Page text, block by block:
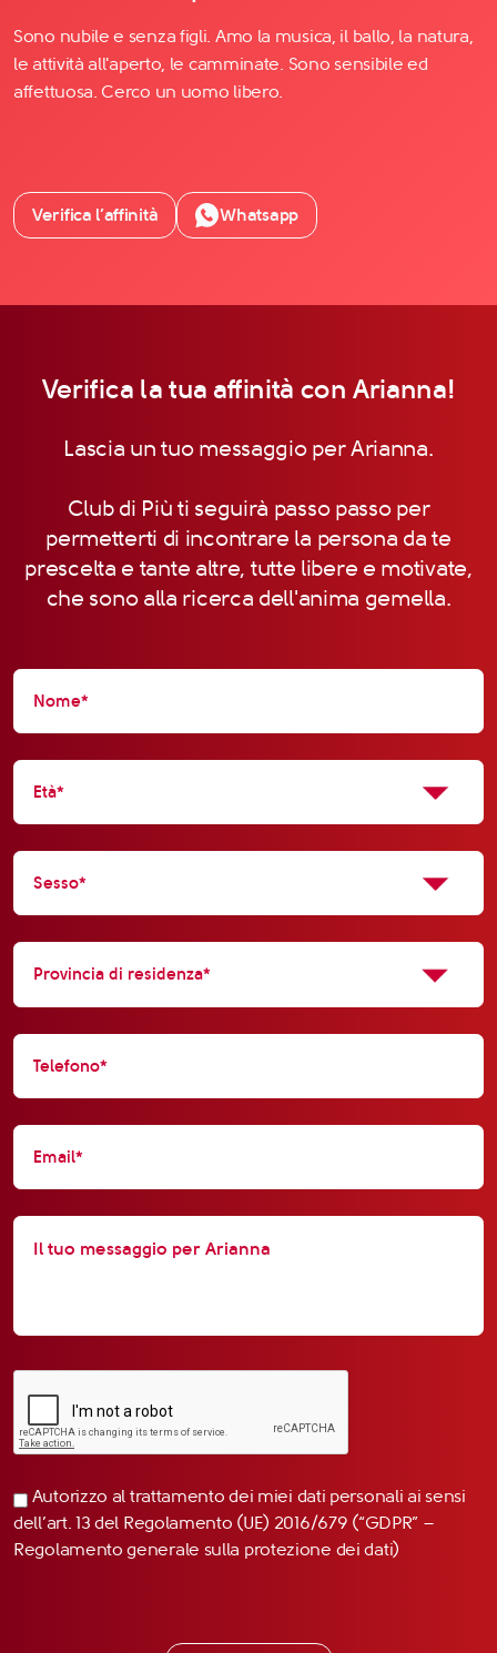
Sono nubile e senza figli. Amo la musica, il ballo, la natura,
le attività all'aperto, le camminate. Sono sensibile ed
affettuosa. Cerco un uomo libero.
Verifica l’affinità Whatsapp
Verifica la tua affinità con Arianna!
Lascia un tuo messaggio per Arianna.
Club di Più ti seguirà passo passo per
permetterti di incontrare la persona da te
prescelta e tante altre, tutte libere e motivate,
che sono alla ricerca dell'anima gemella.
Autorizzo al trattamento dei miei dati personali ai sensi
dell’art. 13 del Regolamento (UE) 2016/679 (“GDPR” –
Regolamento generale sulla protezione dei dati)